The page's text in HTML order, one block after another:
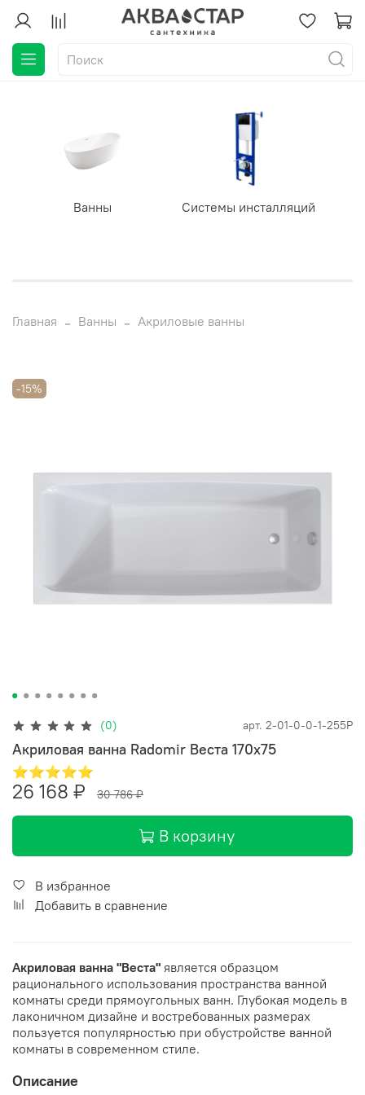
Ванны Системы инсталляций
Главная Ванны Акриловые ванны
-15%
(0) арт. 2-01-0-0-1-255Р
Акриловая ванна Radomir Веста 170x75
⭐⭐⭐⭐⭐
26 168 ₽ 30 786 ₽
В корзину
В избранное
Добавить в сравнение
Акриловая ванна "Веста" является образцом
рационального использования пространства ванной
комнаты среди прямоугольных ванн. Глубокая модель в
лаконичном дизайне и востребованных размерах
пользуется популярностью при обустройстве ванной
комнаты в современном стиле.
Описание